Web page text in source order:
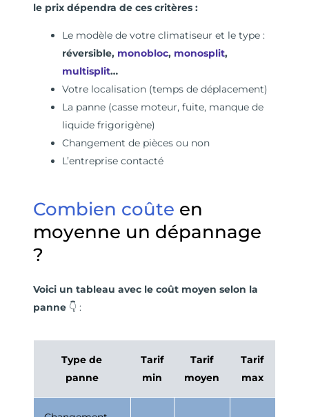
le prix dépendra de ces critères :
Le modèle de votre climatiseur et le type :
réversible, monobloc, monosplit,
multisplit…
Votre localisation (temps de déplacement)
La panne (casse moteur, fuite, manque de
liquide frigorigène)
Changement de pièces ou non
L’entreprise contacté
Combien coûte en
moyenne un dépannage
?
Voici un tableau avec le coût moyen selon la
panne👇 :
Type de
panne
Tarif
min
Tarif
moyen
Tarif
max